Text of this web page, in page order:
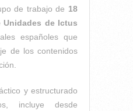
de trabajo de 18
de Ictus
españoles que
de los contenidos
y estructurado
incluye desde